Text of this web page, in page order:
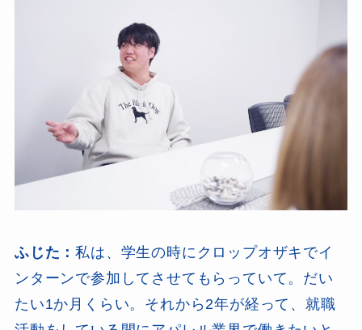
ふじた：私は、学生の時にクロップオザキでイ
ンターンで参加してさせてもらっていて。だい
たい1か月くらい。それから2年が経って、就職